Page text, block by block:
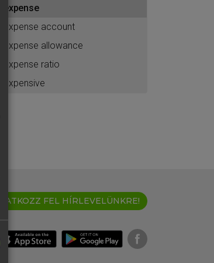
expense
expense account
expense allowance
expense ratio
expensive
IRATKOZZ FEL HÍRLEVELÜNKRE!